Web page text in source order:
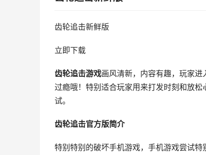
齿轮追击新鲜版
立即下载
齿轮追击游戏画风清新，内容有趣，玩家
过瘾哦！特别适合玩家用来打发时刻和放
试。
齿轮追击官方版简介
特别特别的破坏手机游戏，手机游戏尝试